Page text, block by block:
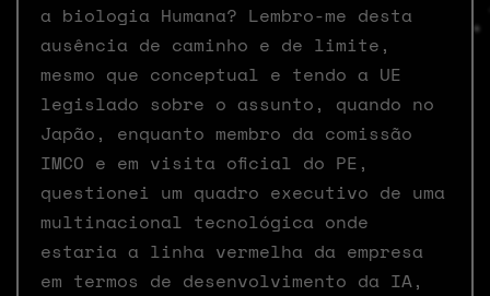
a biologia Humana? Lembro-me desta
ausência de caminho e de limite,
mesmo que conceptual e tendo a UE
legislado sobre o assunto, quando no
Japão, enquanto membro da comissão
IMCO e em visita oficial do PE,
questionei um quadro executivo de uma
multinacional tecnológica onde
estaria a linha vermelha da empresa
em termos de desenvolvimento da IA,